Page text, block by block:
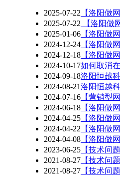
2025-07-22 【洛阳做
2025-07-22 【洛阳做
2025-01-06 【洛阳做
2024-12-24 【洛阳做
2024-12-18 【洛阳做
2024-10-17如何取消
2024-09-18洛阳恒越
2024-08-21洛阳恒越
2024-07-16 【营销型
2024-06-18 【洛阳做
2024-04-25 【洛阳做
2024-04-22 【洛阳做
2024-04-08 【洛阳做
2023-06-25 【技术问
2021-08-27 【技术问
2021-08-27 【技术问